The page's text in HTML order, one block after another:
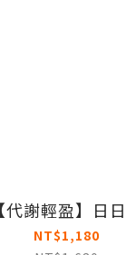
【代謝輕盈】日
NT$1,180